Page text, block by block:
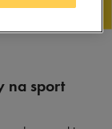
na sport